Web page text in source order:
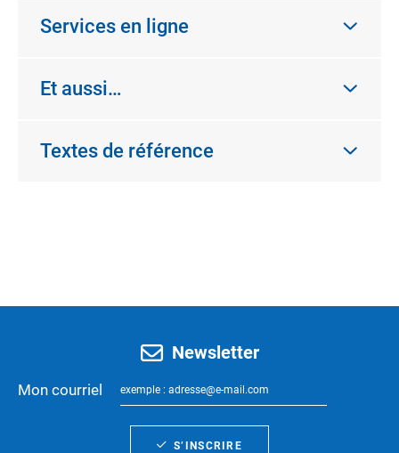
Services en ligne
Et aussi…
Textes de référence
Newsletter
Mon courriel
S’INSCRIRE